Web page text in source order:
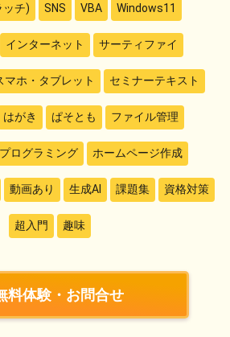
チ) SNS VBA Windows11
インターネット サーティファイ
マホ・タブレット セミナーテキスト
はがき ぱそとも ファイル管理
プログラミング ホームページ作成
動画あり 生成AI 課題集 資格対策
超入門 趣味
料体験・お問合せ